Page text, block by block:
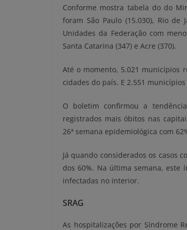
Conforme mostra tabela do do
foram São Paulo (15.030), Rio de
Unidades da Federação com
Santa Catarina (347) e Acre (370).
Até o momento, 5.021 municípios
cidades do país. E 2.551
O boletim confirmou a
registrados mais óbitos nas
26ª semana epidemiológica com
Já quando considerados os casos
dos 60%. Na última semana, este
infectadas no interior.
SRAG
As hospitalizações por Síndrome